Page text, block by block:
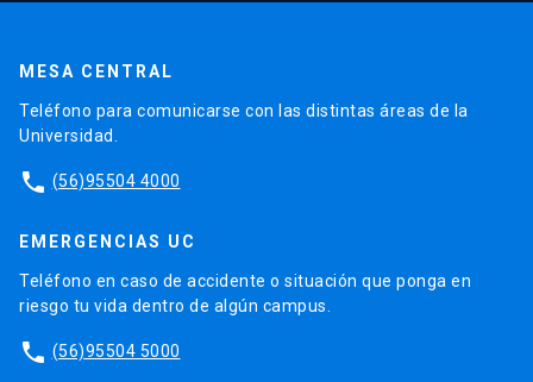
MESA CENTRAL
Teléfono para comunicarse con las distintas áreas de la
Universidad.
phone (56)95504 4000
EMERGENCIAS UC
Teléfono en caso de accidente o situación que ponga en
riesgo tu vida dentro de algún campus.
phone (56)95504 5000